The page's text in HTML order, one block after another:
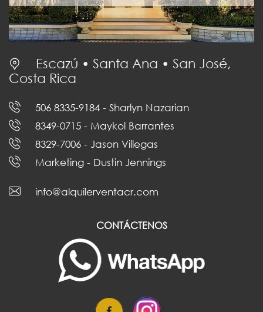
Escazú • Santa Ana • San José,
Costa Rica
506 8335-9184 - Sharlyn Nazarian
8349-0715 - Maykol Barrantes
8329-7006 - Jason Villegas
Marketing - Dustin Jennings
info@alquilerventacr.com
CONTÁCTENOS